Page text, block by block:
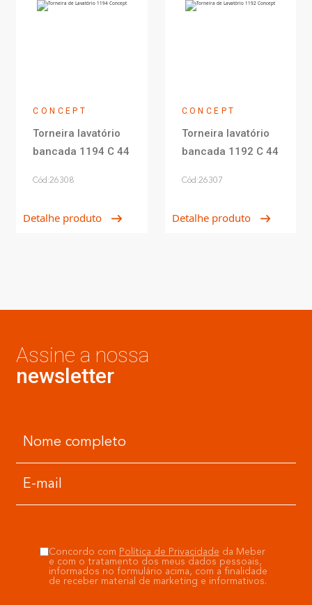
CONCEPT
Torneira lavatório
bancada 1194 C 44
Cód:26308
Detalhe produto
CONCEPT
Torneira lavatório
bancada 1192 C 44
Cód:26307
Detalhe produto
Assine a nossa
newsletter
Concordo com Política de Privacidade da Meber
e com o tratamento dos meus dados pessoais,
informados no formulário acima, com a finalidade
de receber material de marketing e informativos.